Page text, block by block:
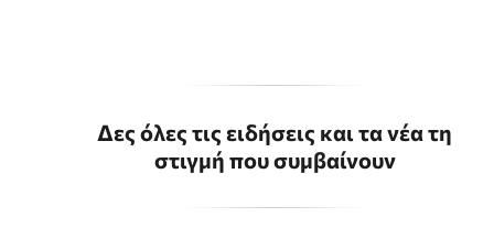
Δες όλες τις ειδήσεις και τα νέα τη
στιγμή που συμβαίνουν